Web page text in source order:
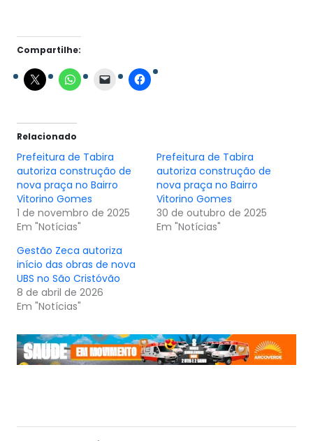
Compartilhe:
Relacionado
Prefeitura de Tabira
autoriza construção de
nova praça no Bairro
Vitorino Gomes
1 de novembro de 2025
Em "Notícias"
Prefeitura de Tabira
autoriza construção de
nova praça no Bairro
Vitorino Gomes
30 de outubro de 2025
Em "Notícias"
Gestão Zeca autoriza
início das obras de nova
UBS no São Cristóvão
8 de abril de 2026
Em "Notícias"